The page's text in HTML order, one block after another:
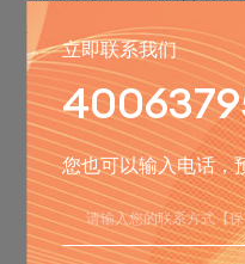
律师现在就职于北京安
事领域的财富传承规划
的能打通婚姻法律和财富
张丽珍律师最大的特色
客户提供“婚姻风险隔离
案，能帮助客户在婚姻关
立即联系我们
您也可以输入电话，